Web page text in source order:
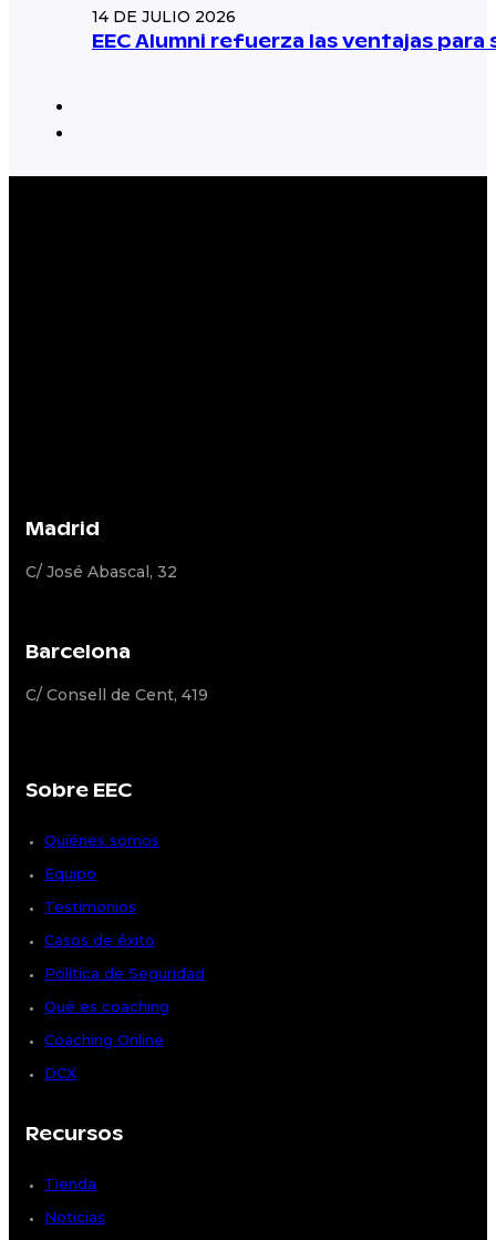
14 DE JULIO 2026
EEC Alumni refuerza las ventajas
Madrid
C/ José Abascal, 32
Barcelona
C/ Consell de Cent, 419
Sobre EEC
Quiénes somos
Equipo
Testimonios
Casos de éxito
Política de Seguridad
Qué es coaching
Coaching Online
DCX
Recursos
Tienda
Noticias